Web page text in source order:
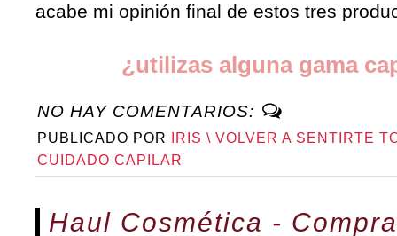
acabe mi opinión final de estos tres
¿utilizas alguna gama
NO HAY COMENTARIOS:
PUBLICADO POR
IRIS \ VOLVER A SENTIRTE
CUIDADO CAPILAR
Haul Cosmética -